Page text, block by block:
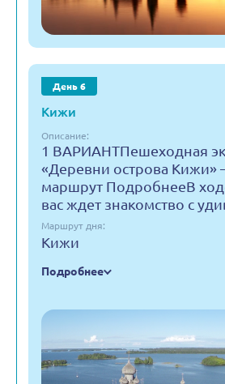
День 6
Кижи
Описание:
1 ВАРИАНТПешеходная
«Деревни острова Кижи»
маршрут ПодробнееВ
вас ждет знакомство с
Маршрут дня:
Кижи
Подробнее